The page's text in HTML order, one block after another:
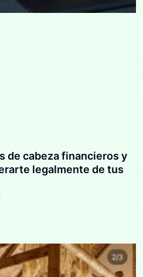
de cabeza financieros y
legalmente de tus